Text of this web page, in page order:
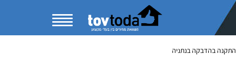
התקנה בהדבקה בנתניה